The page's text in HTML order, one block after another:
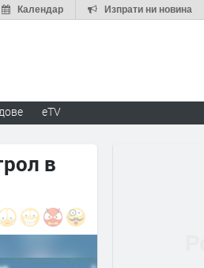
Изпрати ни новина
Календар
eTV
в